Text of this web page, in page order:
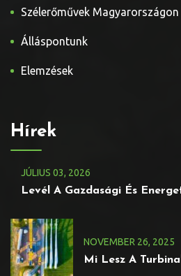
Szélerőművek Magyarországon
Álláspontunk
Elemzések
Hírek
JÚLIUS 03, 2026
Levél A Gazdasági És
NOVEMBER 26, 2025
Mi Lesz A